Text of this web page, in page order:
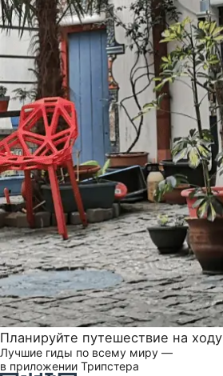
Планируйте путешествие на ходу
Лучшие гиды по всему миру —
в приложении Трипстера